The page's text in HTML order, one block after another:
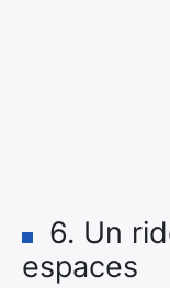
6. Un
espaces